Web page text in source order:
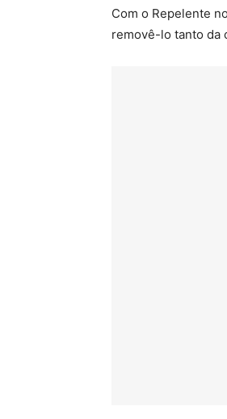
Com o Repelente
removê-lo tanto da